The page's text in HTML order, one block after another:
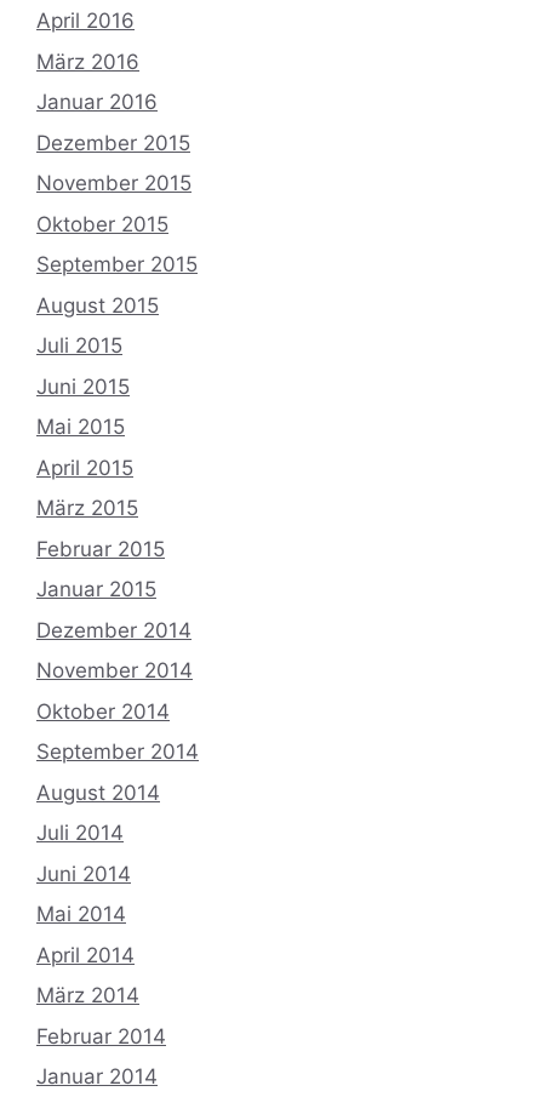
April 2016
März 2016
Januar 2016
Dezember 2015
November 2015
Oktober 2015
September 2015
August 2015
Juli 2015
Juni 2015
Mai 2015
April 2015
März 2015
Februar 2015
Januar 2015
Dezember 2014
November 2014
Oktober 2014
September 2014
August 2014
Juli 2014
Juni 2014
Mai 2014
April 2014
März 2014
Februar 2014
Januar 2014